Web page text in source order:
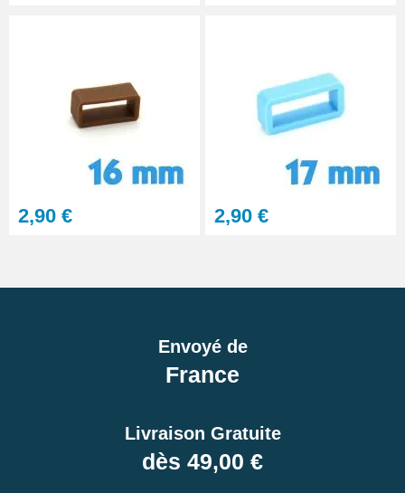
2,90 € 2,90 €
Envoyé de
France
Livraison Gratuite
dès 49,00 €